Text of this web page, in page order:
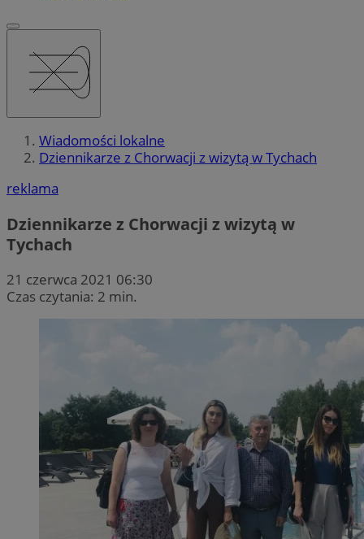
Wiadomości lokalne
Dziennikarze z Chorwacji z wizytą w Tychach
reklama
Dziennikarze z Chorwacji z wizytą w
Tychach
21 czerwca 2021 06:30
Czas czytania: 2 min.